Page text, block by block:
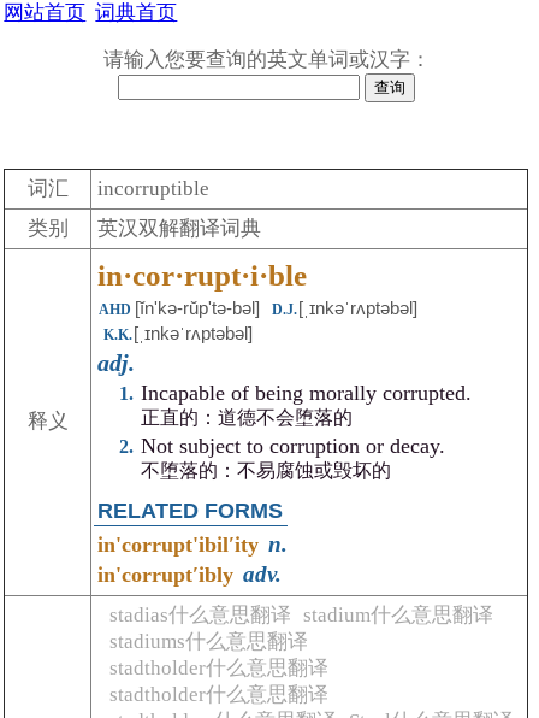
网站首页 词典首页
请输入您要查询的英文单词或汉字：
词汇
incorruptible
类别
英汉双解翻译词典
释义
in·cor·rupt·i·ble
AHD [ĭn'kə-rŭpʹtə-bəl] D.J.[ˌɪnkəˈrʌptəbəl]
K.K.[ˌɪnkəˈrʌptəbəl]
adj.
Incapable of being morally corrupted.
正直的：道德不会堕落的
Not subject to corruption or decay.
不堕落的：不易腐蚀或毁坏的
RELATED FORMS
in'corrupt'ibilʹity n.
in'corruptʹibly adv.
stadias什么意思翻译 stadium什么意思翻译
stadiums什么意思翻译
stadtholder什么意思翻译
stadtholder什么意思翻译